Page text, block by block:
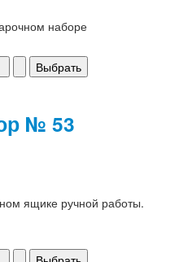
наборе
№ 53
ящике ручной работы.